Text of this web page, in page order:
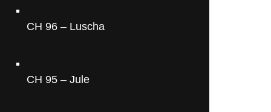
CH 96 – Luscha
CH 95 – Jule